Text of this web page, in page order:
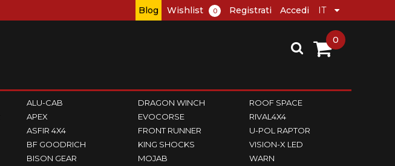
Blog Wishlist 0 Registrati Accedi
ALU-CAB
APEX
ASFIR 4X4
BF GOODRICH
BISON GEAR
DRAGON WINCH
EVOCORSE
FRONT RUNNER
KING SHOCKS
MOJAB
ROOF SPACE
RIVAL4X4
U-POL RAPTOR
VISION-X LED
WARN
0